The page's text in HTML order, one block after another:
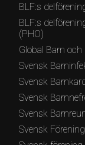
BLF:s
BLF:s
(PHO)
Global Barn
Svensk
Svensk
Svensk
Svensk
Svensk